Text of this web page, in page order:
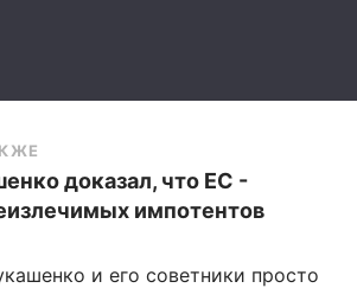
доказал, что ЕС -
импотентов
и его советники просто